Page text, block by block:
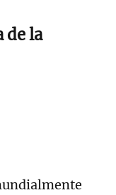
de la